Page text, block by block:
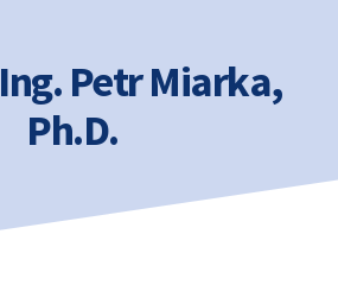
Ing. Petr Miarka,
Ph.D.